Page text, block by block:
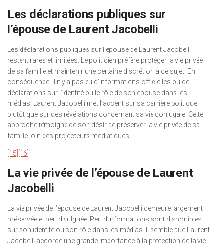
Les déclarations publiques sur
l’épouse de Laurent Jacobelli
Les déclarations publiques sur l’épouse de Laurent Jacobelli
restent rares et limitées. Le politicien préfère protéger la vie privée
de sa famille et maintenir une certaine discrétion à ce sujet. En
conséquence, il n’y a pas eu d’informations officielles ou de
déclarations sur l’identité ou le rôle de son épouse dans les
médias. Laurent Jacobelli met l’accent sur sa carrière politique
plutôt que sur des révélations concernant sa vie conjugale. Cette
approche témoigne de son désir de préserver la vie privée de sa
famille loin des projecteurs médiatiques.
[15] [16]
La vie privée de l’épouse de Laurent
Jacobelli
La vie privée de l’épouse de Laurent Jacobelli demeure largement
préservée et peu divulguée. Peu d’informations sont disponibles
sur son identité ou son rôle dans les médias. Il semble que Laurent
Jacobelli accorde une grande importance à la protection de la vie